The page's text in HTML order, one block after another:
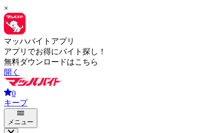
×
マッハバイトアプリ
アプリでお得にバイト探し！
無料ダウンロードはこちら
開く
0
キープ
メニュー